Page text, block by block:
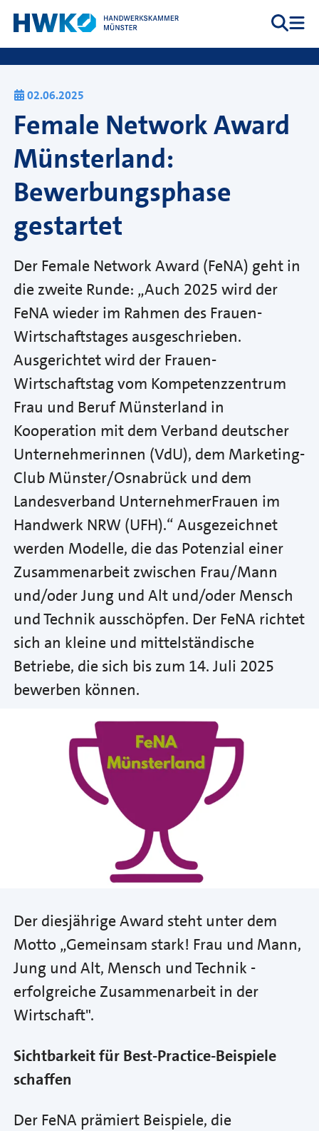
Zum Inhalt springen
Hauptnavigation Suche
02.06.2025
Female Network Award
Münsterland:
Bewerbungsphase
gestartet
Der Female Network Award (FeNA) geht in
die zweite Runde: „Auch 2025 wird der
FeNA wieder im Rahmen des Frauen-
Wirtschaftstages ausgeschrieben.
Ausgerichtet wird der Frauen-
Wirtschaftstag vom Kompetenzzentrum
Frau und Beruf Münsterland in
Kooperation mit dem Verband deutscher
Unternehmerinnen (VdU), dem Marketing-
Club Münster/Osnabrück und dem
Landesverband UnternehmerFrauen im
Handwerk NRW (UFH).“ Ausgezeichnet
werden Modelle, die das Potenzial einer
Zusammenarbeit zwischen Frau/Mann
und/oder Jung und Alt und/oder Mensch
und Technik ausschöpfen. Der FeNA richtet
sich an kleine und mittelständische
Betriebe, die sich bis zum 14. Juli 2025
bewerben können.
Der diesjährige Award steht unter dem
Motto „Gemeinsam stark! Frau und Mann,
Jung und Alt, Mensch und Technik -
erfolgreiche Zusammenarbeit in der
Wirtschaft".
Sichtbarkeit für Best-Practice-Beispiele
schaffen
Der FeNA prämiert Beispiele, die